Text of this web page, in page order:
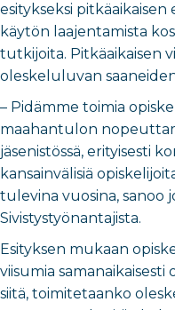
esitykseksi
käytön laajentamista
tutkijoita. Pitkäaikaisen
oleskeluluvan
– Pidämme toimia
maahantulon
jäsenistössä, erityisesti
kansainvälisiä
tulevina vuosina, sanoo
Sivistystyönantajista.
Esityksen mukaan
viisumia
siitä, toimitetaanko